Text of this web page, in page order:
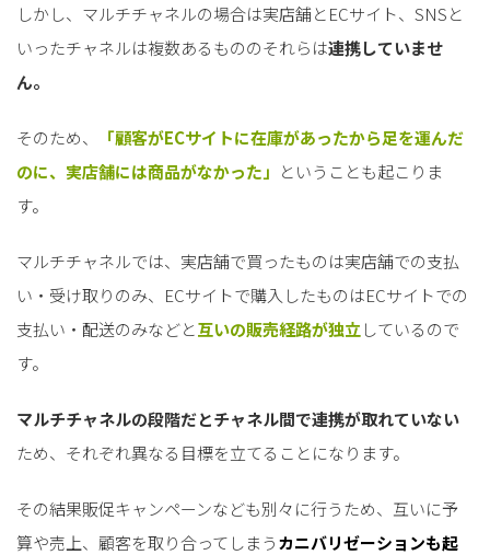
しかし、マルチチャネルの場合は実店舗とECサイト、SNSと
いったチャネルは複数あるもののそれらは連携していませ
ん。
そのため、
「顧客がECサイトに在庫があったから足を運んだ
のに、実店舗には商品がなかった」 ということも起こりま
す。
マルチチャネルでは、実店舗で買ったものは実店舗での支払
い・受け取りのみ、ECサイトで購入したものはECサイトでの
支払い・配送のみなどと互いの販売経路が独立 しているので
す。
マルチチャネルの段階だとチャネル間で連携が取れていない
ため、それぞれ異なる目標を立てることになります。
その結果販促キャンペーンなども別々に行うため、互いに予
算や売上、顧客を取り合ってしまうカニバリゼーションも起